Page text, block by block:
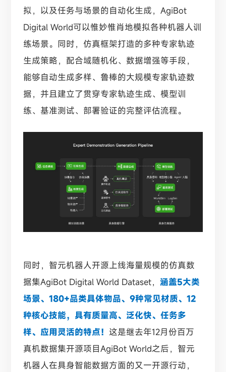
拟，以及任务与场景的自动化生成，AgiBot
Digital World可以惟妙惟肖地模拟各种机器人训
练场景。同时，仿真框架打造的多种专家轨迹
生成策略，配合域随机化、数据增强等手段，
能够自动生成多样、鲁棒的大规模专家轨迹数
据，并且建立了贯穿专家轨迹生成、模型训
练、基准测试、部署验证的完整评估流程。
同时，智元机器人开源上线海量规模的仿真数
据集AgiBot Digital World Dataset，涵盖5大类
场景、180+品类具体物品、9种常见材质、12
种核心技能，具有质量高、泛化快、任务多
样、应用灵活的特点！ 这是继去年12月份百万
真机数据集开源项目AgiBot World之后，智元
机器人在具身智能数据方面的又一开源行动，